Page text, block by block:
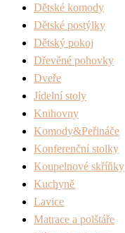
Dětské komody
Dětské postýlky
Dětský pokoj
Dřevěné pohovky
Dveře
Jídelní stoly
Knihovny
Komody&Peřináče
Konferenční stolky
Koupelnové skříňky
Kuchyně
Lavice
Matrace a polštáře